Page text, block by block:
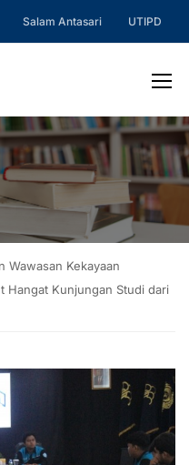
Salam Antasari UTIPD
Wawasan Kekayaan
Hangat Kunjungan Studi dari